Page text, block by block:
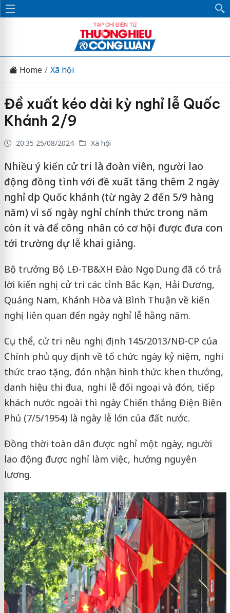
Home Xã hội
Đề xuất kéo dài kỳ nghỉ lễ Quốc
Khánh 2/9
20:35 25/08/2024 Xã hội
Nhiều ý kiến cử tri là đoàn viên, người lao
động đồng tình với đề xuất tăng thêm 2 ngày
nghỉ dịp Quốc khánh (từ ngày 2 đến 5/9 hàng
năm) vì số ngày nghỉ chính thức trong năm
còn ít và để công nhân có cơ hội được đưa con
tới trường dự lễ khai giảng.
Bộ trưởng Bộ LĐ-TB&XH Đào Ngọc Dung đã có trả
lời kiến nghị cử tri các tỉnh Bắc Kạn, Hải Dương,
Quảng Nam, Khánh Hòa và Bình Thuận về kiến
nghị liên quan đến ngày nghỉ lễ hằng năm.
Cụ thể, cử tri nêu nghị định 145/2013/NĐ-CP của
Chính phủ quy định về tổ chức ngày kỷ niệm, nghi
thức trao tặng, đón nhận hình thức khen thưởng,
danh hiệu thi đua, nghi lễ đối ngoại và đón, tiếp
khách nước ngoài thì ngày Chiến thắng Điện Biên
Phủ (7/5/1954) là ngày lễ lớn của đất nước.
Đồng thời toàn dân được nghỉ một ngày, người
lao động được nghỉ làm việc, hưởng nguyên
lương.